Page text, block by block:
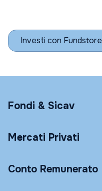
Investi con Fundstore
Fondi & Sicav
Mercati Privati
Conto Remunerato